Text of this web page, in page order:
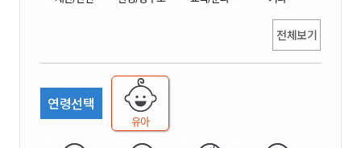
전체보기
연령선택
유아